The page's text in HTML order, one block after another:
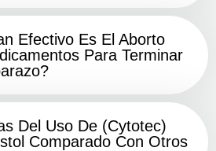
Efectivo Es El Aborto
Para Terminar
Del Uso De (Cytotec)
Comparado Con Otros